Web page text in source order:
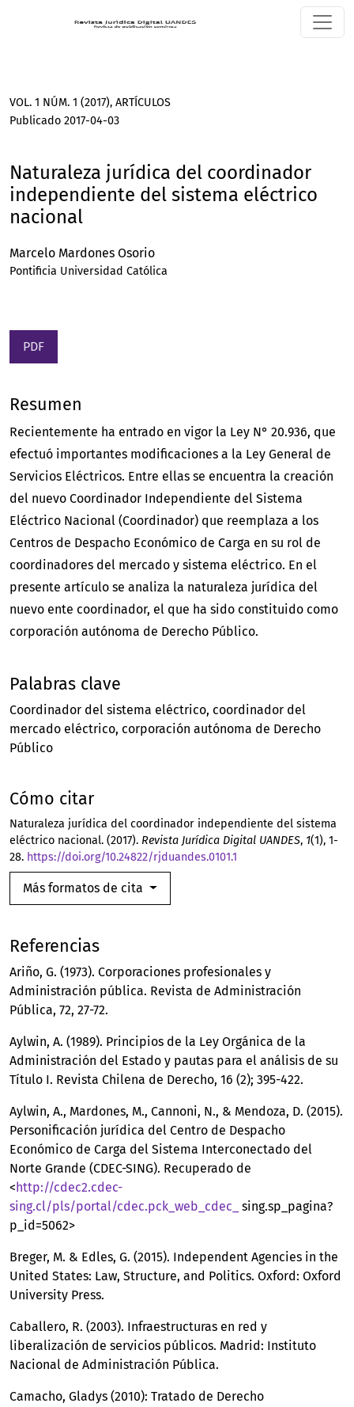
Naturaleza jurídica del coordinador independiente del
VOL. 1 NÚM. 1 (2017), ARTÍCULOS
Naturaleza jurídica del coordinador
independiente del sistema eléctrico
nacional
Publicado 2017-04-03
Marcelo Mardones Osorio
Pontificia Universidad Católica
PDF
Palabras clave
Coordinador del sistema eléctrico coordinador del
mercado eléctrico corporación autónoma de Derecho
Público
Cómo citar
Naturaleza jurídica del coordinador independiente del sistema
eléctrico nacional. (2017). Revista Jurídica Digital UANDES, 1(1), 1-
28. https://doi.org/10.24822/rjduandes.0101.1
Más formatos de cita
Resumen
Recientemente ha entrado en vigor la Ley N° 20.936, que
efectuó importantes modificaciones a la Ley General de
Servicios Eléctricos. Entre ellas se encuentra la creación
del nuevo Coordinador Independiente del Sistema
Eléctrico Nacional (Coordinador) que reemplaza a los
Centros de Despacho Económico de Carga en su rol de
coordinadores del mercado y sistema eléctrico. En el
presente artículo se analiza la naturaleza jurídica del
nuevo ente coordinador, el que ha sido constituido como
corporación autónoma de Derecho Público.
Referencias
Ariño, G. (1973). Corporaciones profesionales y
Administración pública. Revista de Administración
Pública, 72, 27-72.
Aylwin, A. (1989). Principios de la Ley Orgánica de la
Administración del Estado y pautas para el análisis de su
Título I. Revista Chilena de Derecho, 16 (2); 395-422.
Aylwin, A., Mardones, M., Cannoni, N., & Mendoza, D. (2015).
Personificación jurídica del Centro de Despacho
Económico de Carga del Sistema Interconectado del
Norte Grande (CDEC-SING). Recuperado de
< http://cdec2.cdec-
sing.cl/pls/portal/cdec.pck_web_cdec_
sing.sp_pagina?
p_id=5062>
Breger, M. & Edles, G. (2015). Independent Agencies in the
United States: Law, Structure, and Politics. Oxford: Oxford
University Press.
Caballero, R. (2003). Infraestructuras en red y
liberalización de servicios públicos. Madrid: Instituto
Nacional de Administración Pública.
Camacho, Gladys (2010): Tratado de Derecho